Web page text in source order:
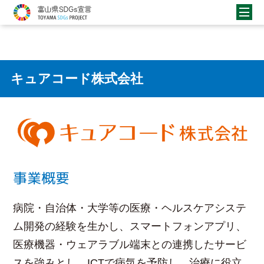
キュアコード株式会社
事業概要
病院・自治体・大学等の医療・ヘルスケアシステ
ム開発の経験を生かし、スマートフォンアプリ、
医療機器・ウェアラブル端末との連携したサービ